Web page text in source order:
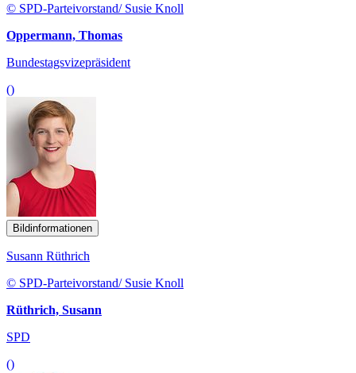
© SPD-Parteivorstand/ Susie Knoll
Oppermann, Thomas
Bundestagsvizepräsident
()
Bildinformationen
Susann Rüthrich
© SPD-Parteivorstand/ Susie Knoll
Rüthrich, Susann
SPD
()